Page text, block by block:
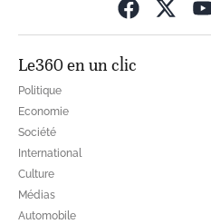
Le360 en un clic
Politique
Economie
Société
International
Culture
Médias
Automobile